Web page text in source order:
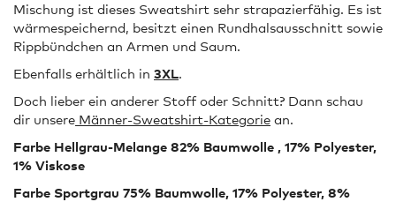
Mischung ist dieses Sweatshirt sehr strapazierfähig. Es ist
wärmespeichernd, besitzt einen Rundhalsausschnitt sowie
Rippbündchen an Armen und Saum.
Ebenfalls erhältlich in 3XL.
Doch lieber ein anderer Stoff oder Schnitt? Dann schau
dir unsere Männer-Sweatshirt-Kategorie an.
Farbe Hellgrau-Melange 82% Baumwolle , 17% Polyester,
1% Viskose
Farbe Sportgrau 75% Baumwolle, 17% Polyester, 8%